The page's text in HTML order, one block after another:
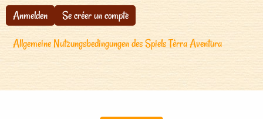
Anmelden
Se créer un compte
Allgemeine Nutzungsbedingungen des Spiels Tèrra Aventura